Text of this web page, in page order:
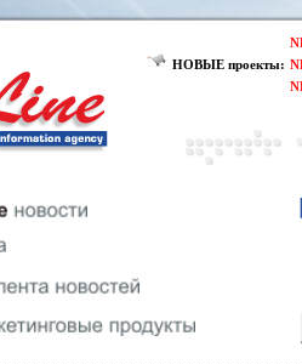
НОВЫЕ проекты: